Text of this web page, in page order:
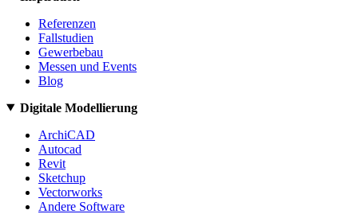
Referenzen
Fallstudien
Gewerbebau
Messen und Events
Blog
Digitale Modellierung
ArchiCAD
Autocad
Revit
Sketchup
Vectorworks
Andere Software